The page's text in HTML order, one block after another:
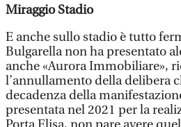
Miraggio Stadio
E anche sullo stadio è tutto
Bulgarella non ha presentato
anche «Aurora Immobiliare»,
l’annullamento della delibera
decadenza della
presentata nel 2021 per la